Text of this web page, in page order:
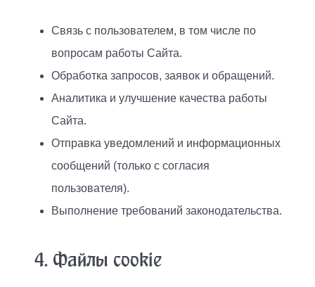
Связь с пользователем, в том числе по
вопросам работы Сайта.
Обработка запросов, заявок и обращений.
Аналитика и улучшение качества работы
Сайта.
Отправка уведомлений и информационных
сообщений (только с согласия
пользователя).
Выполнение требований законодательства.
4. Файлы cookie